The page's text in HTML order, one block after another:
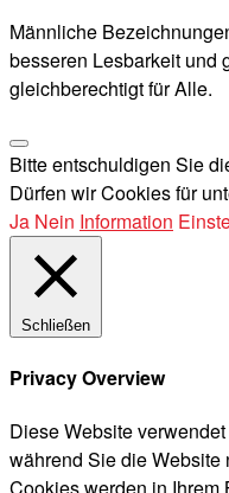
Männliche
besseren Lesbarkeit und
gleichberechtigt für Alle.
Bitte entschuldigen Sie
Dürfen wir Cookies für
Ja Nein Information
Schließen
Privacy Overview
Diese Website
während Sie die